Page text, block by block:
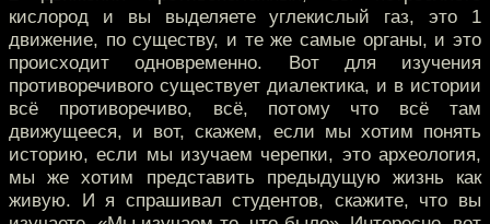
кислород и вы выделяете углекислый газ, это 1
движение, по существу, и те же самые органы, и это
происходит одновременно. Вот для изучения
противоречивого существует диалектика, и в истории
всё противоречиво, всё, потому что всё там
движущееся, и вот, скажем, если мы хотим понять
историю, если мы изучаем черепки, это археология,
мы же хотим представить предыдущую жизнь как
живую. И я спрашивал студентов, скажите, что вы